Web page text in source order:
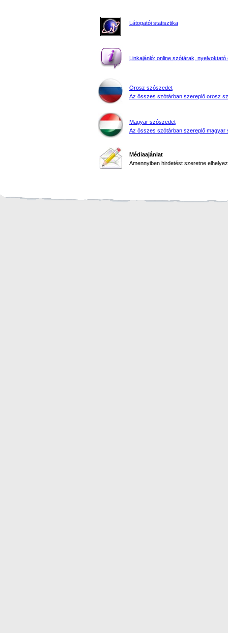
Látogatói statisztika
Linkajánló: online szótárak, nyelvoktató
Orosz szószedet
Az összes szótárban szereplő orosz
Magyar szószedet
Az összes szótárban szereplő magyar
Médiaajánlat
Amennyiben hirdetést szeretne